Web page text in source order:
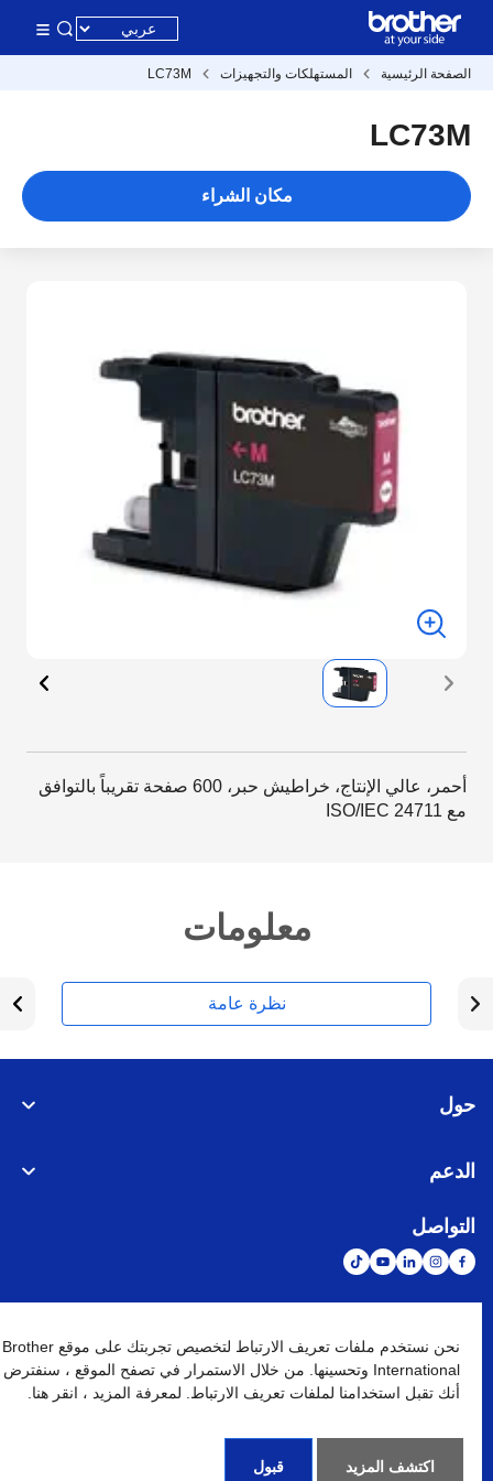
الصفحة الرئيسية المستهلكات والتجهيزات LC73M
LC73M
مكان الشراء
أحمر، عالي الإنتاج، خراطيش حبر، 600 صفحة تقريباً بالتوافق
مع ISO/IEC 24711
معلومات
نظرة عامة
حول
الدعم
التواصل
الشبكة العالمية
نهج الخصوصية شروط الإستخدام خريطة الموقع الإنتقال إلى الموقع العالمي
كافة الحقوق محفوظة. BROTHER INTERNATIONAL (GULF) FZE
2026
نحن نستخدم ملفات تعريف الارتباط لتخصيص تجربتك على موقع Brother
International وتحسينها. من خلال الاستمرار في تصفح الموقع ، سنفترض
أنك تقبل استخدامنا لملفات تعريف الارتباط. لمعرفة المزيد ، انقر هنا.
اكتشف المزيد قبول